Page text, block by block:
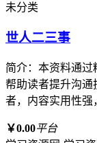
未分类
世人二三事
简介：本资料通过
帮助读者提升沟通
者，内容实用性强
￥0.00平台